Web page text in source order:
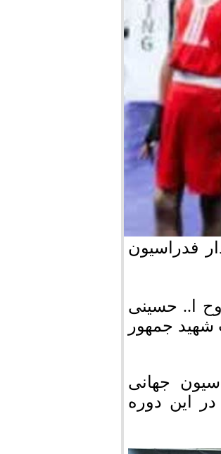
فدراسیون
ا.. حسینی
جمهور
جهانی
نیز در این دوره